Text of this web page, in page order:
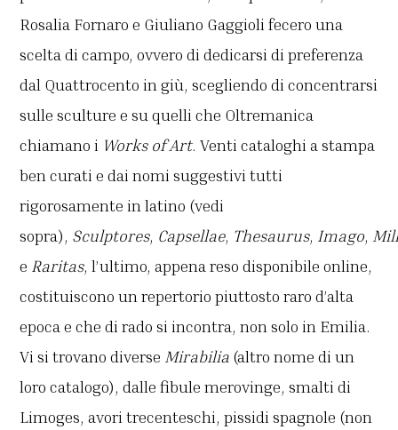
Rosalia Fornaro e Giuliano Gaggioli fecero una
scelta di campo, ovvero di dedicarsi di preferenza
dal Quattrocento in giù, scegliendo di concentrarsi
sulle sculture e su quelli che Oltremanica
chiamano i Works of Art. Venti cataloghi a stampa
ben curati e dai nomi suggestivi tutti
rigorosamente in latino (vedi
sopra), Sculptores, Capsellae, Thesaurus, Imago,
e Raritas, l’ultimo, appena reso disponibile online,
costituiscono un repertorio piuttosto raro d’alta
epoca e che di rado si incontra, non solo in Emilia.
Vi si trovano diverse Mirabilia (altro nome di un
loro catalogo), dalle fibule merovinge, smalti di
Limoges, avori trecenteschi, pissidi spagnole (non